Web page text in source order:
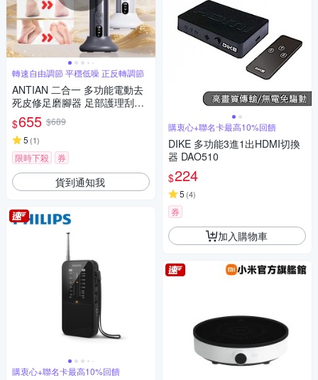
轉速自由調節 平穩低噪 正反轉調節
ANTIAN 二合一 多功能電動去
死皮修足磨腳器 足部護理刮腳
皮器 金屬美足磨腳皮機
$655 $689
5 (1)
限時下殺 券
貨到通知我
購衷心+聯名卡最高10%回饋
購衷心+聯名卡最高10%回饋
DIKE 多功能3進1出HDMI切換
器 DAO510
$224
5 (4)
券
加入購物車